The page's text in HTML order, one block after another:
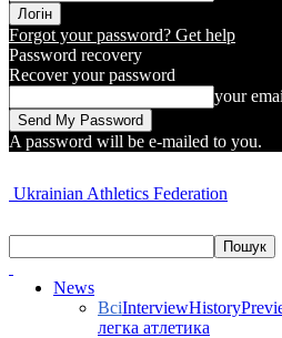
Forgot your password? Get help
Password recovery
Recover your password
your
A password will be e-mailed to you.
Ukrainian Athletics Federation
News
ВсіInterviewHistory
легка атлетика